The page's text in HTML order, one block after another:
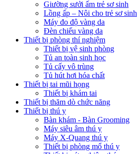
Giường sưởi ấm trẻ sơ sinh
Lồng ấp – Nôi cho trẻ sơ sinh
Máy đo độ vàng da
Đèn chiếu vàng da
Thiết bị phòng thí nghiệm
Thiết bị vệ sinh phòng
Tủ an toàn sinh học
Tủ cấy vô trùng
Tủ hút hơi hóa chất
Thiết bị tai mũi họng
Thiết bị khám tai
Thiết bị thăm dò chức năng
Thiết bị thú y
Bàn khám - Bàn Grooming
Máy siêu âm thú y
Máy X-Quang thú y
Thiết bị phòng mổ thú y